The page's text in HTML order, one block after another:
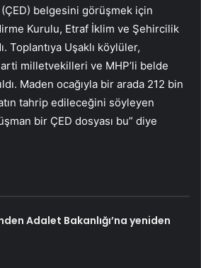
belgesini görüşmek için
Kurulu, Etraf İklim ve Şehircilik
Toplantıya Uşaklı köylüler,
milletvekilleri ve MHP’li belde
Maden ocağıyla bir arada 212 bin
tahrip edileceğini söyleyen
bir ÇED dosyası bu” diye
Adalet Bakanlığı’na yeniden